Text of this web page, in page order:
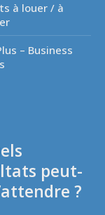
à louer / à
– Business
peut-
?